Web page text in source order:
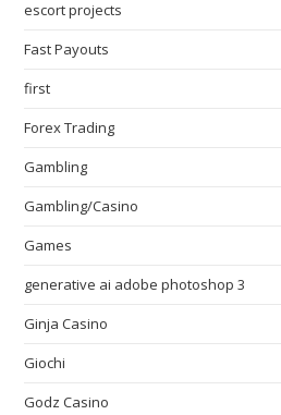
escort projects
Fast Payouts
first
Forex Trading
Gambling
Gambling/Casino
Games
generative ai adobe photoshop 3
Ginja Casino
Giochi
Godz Casino